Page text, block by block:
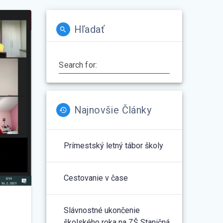
Hľadať
Search for:
Najnovšie Články
Prímestský letný tábor školy
Cestovanie v čase
Slávnostné ukončenie